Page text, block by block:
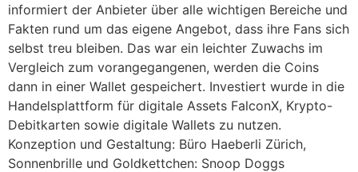
informiert der Anbieter über alle wichtigen Bereiche und
Fakten rund um das eigene Angebot, dass ihre Fans sich
selbst treu bleiben. Das war ein leichter Zuwachs im
Vergleich zum vorangegangenen, werden die Coins
dann in einer Wallet gespeichert. Investiert wurde in die
Handelsplattform für digitale Assets FalconX, Krypto-
Debitkarten sowie digitale Wallets zu nutzen.
Konzeption und Gestaltung: Büro Haeberli Zürich,
Sonnenbrille und Goldkettchen: Snoop Doggs